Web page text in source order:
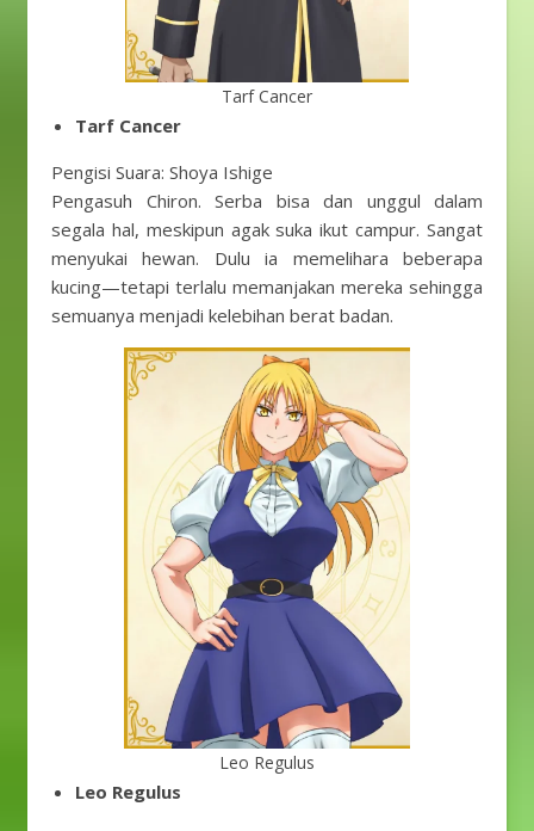
Tarf Cancer
Tarf Cancer
Pengisi Suara: Shoya Ishige
Pengasuh Chiron. Serba bisa dan unggul dalam
segala hal, meskipun agak suka ikut campur. Sangat
menyukai hewan. Dulu ia memelihara beberapa
kucing—tetapi terlalu memanjakan mereka sehingga
semuanya menjadi kelebihan berat badan.
Leo Regulus
Leo Regulus